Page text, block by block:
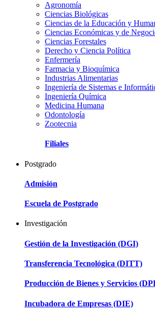
Agronomía
Ciencias Biológicas
Ciencias de la Educación y
Ciencias Económicas y de
Ciencias Forestales
Derecho y Ciencia Política
Enfermería
Farmacia y Bioquímica
Industrias Alimentarias
Ingeniería de Sistemas e
Ingeniería Química
Medicina Humana
Odontología
Zootecnia
Filiales
Postgrado
Admisión
Escuela de Postgrado
Investigación
Gestión de la Investigación (DGI)
Transferencia Tecnológica (DITT)
Producción de Bienes y Servicios
Incubadora de Empresas (DIE)